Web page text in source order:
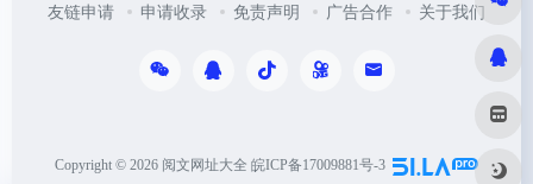
友链申请 申请收录 免责声明 广告合作 关于我们
Copyright © 2026 阅文网址大全 皖ICP备17009881号-3